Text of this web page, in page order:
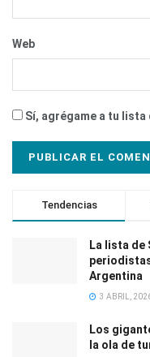
Web
Sí, agrégame a tu
Tendencias
La lista de
Argentina
3 ABRIL,
Los
la ola de